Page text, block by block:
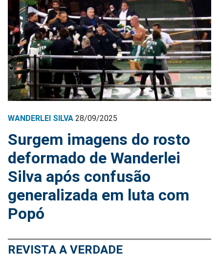
WANDERLEI SILVA 28/09/2025
Surgem imagens do rosto
deformado de Wanderlei
Silva após confusão
generalizada em luta com
Popó
REVISTA A VERDADE